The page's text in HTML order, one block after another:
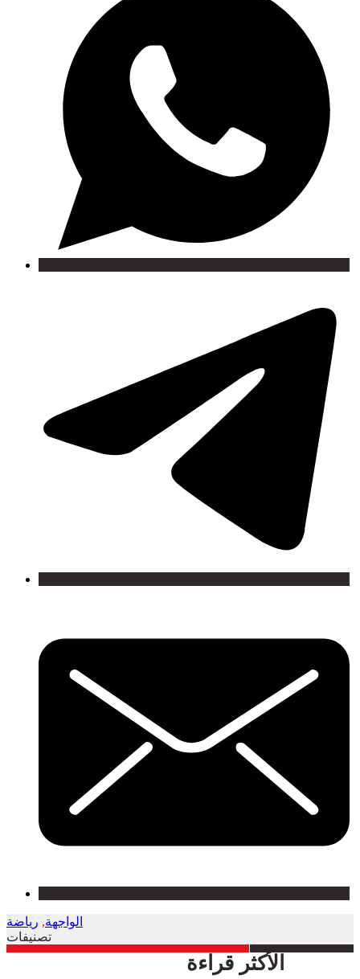
الأكثر قراءة
الواجهة, رياضة
تصنيفات